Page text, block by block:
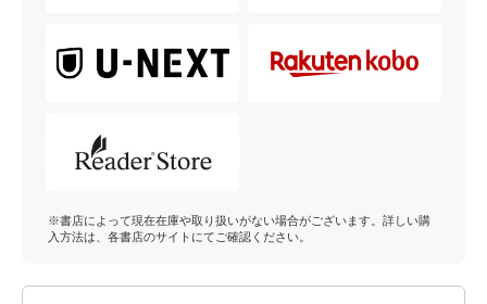
※書店によって現在在庫や取り扱いがない場合がございます。詳しい購
入方法は、各書店のサイトにてご確認ください。